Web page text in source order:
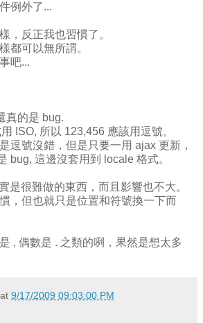
例外了...
，反正我也習慣了。
都可以無所謂。
吧...
真的是 bug.
ISO, 所以 123,456 應該用逗號。
逗號沒錯，但是只要一用 ajax 更新，
bug, 這邊沒套用到 locale 格式。
是很難做的東西，而且影響也不大。
，但也就只是位置和符號換一下而
, 偶數是 . 之類的咧，果然是想太多
at 9/17/2009 09:03:00 PM